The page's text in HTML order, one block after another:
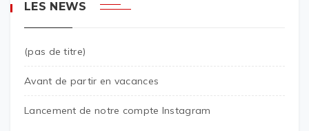
LES NEWS
(pas de titre)
Avant de partir en vacances
Lancement de notre compte Instagram